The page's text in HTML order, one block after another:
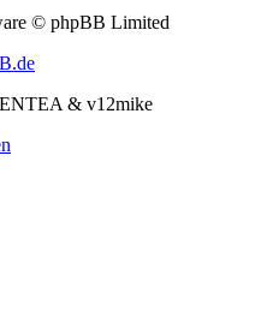
© phpBB Limited
& v12mike